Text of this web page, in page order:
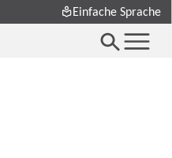
Einfache Sprache